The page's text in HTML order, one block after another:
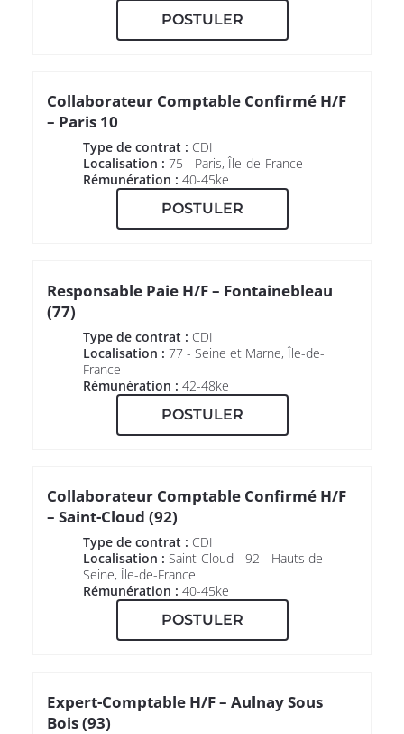
POSTULER
Collaborateur Comptable Confirmé H/F
– Paris 10
Type de contrat : CDI
Localisation : 75 - Paris, Île-de-France
Rémunération : 40-45ke
POSTULER
Responsable Paie H/F – Fontainebleau
(77)
Type de contrat : CDI
Localisation : 77 - Seine et Marne, Île-de-
France
Rémunération : 42-48ke
POSTULER
Collaborateur Comptable Confirmé H/F
– Saint-Cloud (92)
Type de contrat : CDI
Localisation : Saint-Cloud - 92 - Hauts de
Seine, Île-de-France
Rémunération : 40-45ke
POSTULER
Expert-Comptable H/F – Aulnay Sous
Bois (93)